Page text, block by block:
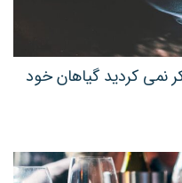
نمی کردید گیاهان خود